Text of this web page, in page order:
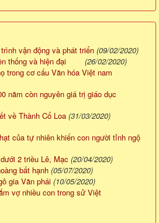
vận động và phát triển (09/02/2020)
thống và hiện đại
(26/02/2020)
trong cơ cấu Văn hóa Việt nam
năm còn nguyên giá trị giáo dục
về Thành Cổ Loa (31/03/2020)
của tự nhiên khiến con người tỉnh ngộ
2 triều Lê, Mạc (20/04/2020)
bất hạnh (05/07/2020)
gia Văn phái (10/05/2020)
vợ nhiều con trong sử Việt